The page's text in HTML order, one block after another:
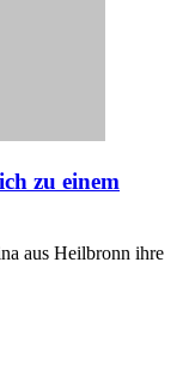
zu einem
aus Heilbronn ihre